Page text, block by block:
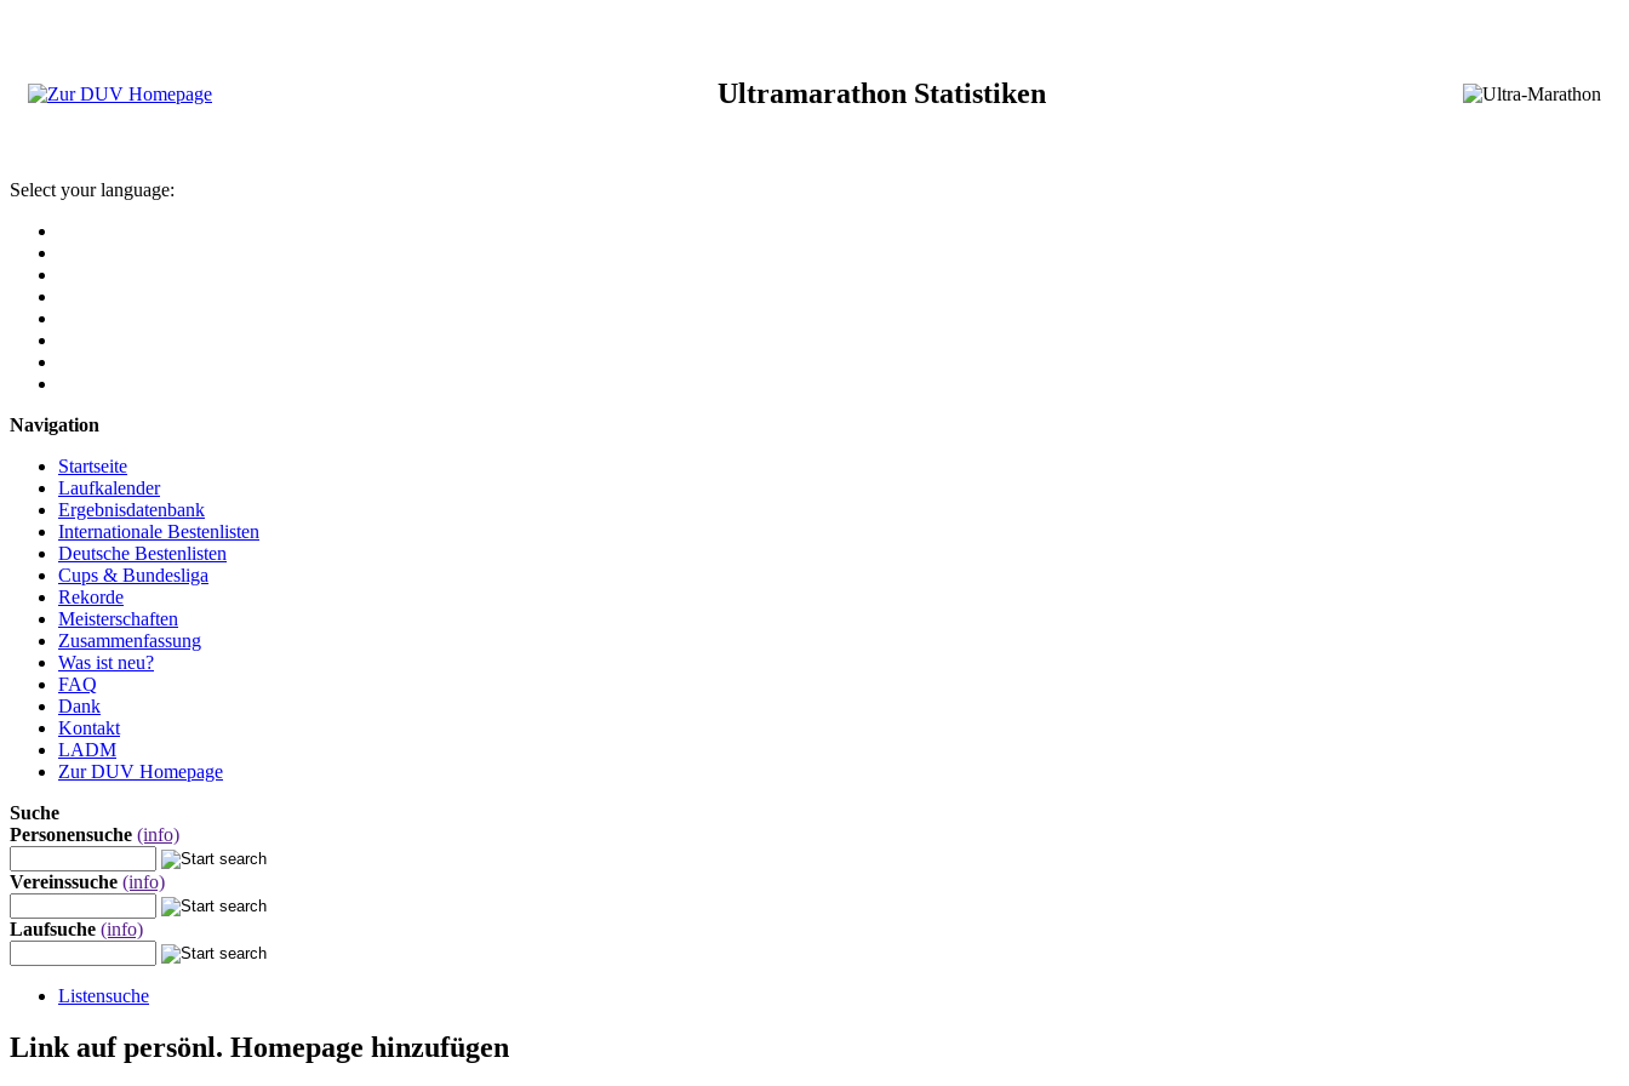
Ultramarathon Statistiken
Select your language:
Navigation
Startseite
Laufkalender
Ergebnisdatenbank
Internationale Bestenlisten
Deutsche Bestenlisten
Cups & Bundesliga
Rekorde
Meisterschaften
Zusammenfassung
Was ist neu?
FAQ
Dank
Kontakt
LADM
Zur DUV Homepage
Suche
Personensuche (info)
Vereinssuche (info)
Laufsuche (info)
Listensuche
Link auf persönl. Homepage hinzufügen